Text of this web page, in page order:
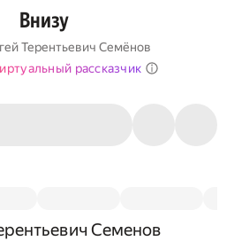
Внизу
Терентьевич Семёнов
рассказчик
Семенов